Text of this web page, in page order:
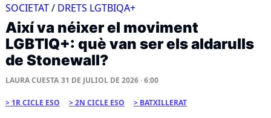
SOCIETAT/ DRETS LGTBIQA+
Així va néixer el moviment
LGBTIQ+: què van ser els aldarulls
de Stonewall?
LAURA CUESTA 31 DE JULIOL DE 2026 · 6:00
1R CICLE ESO 2N CICLE ESO BATXILLERAT